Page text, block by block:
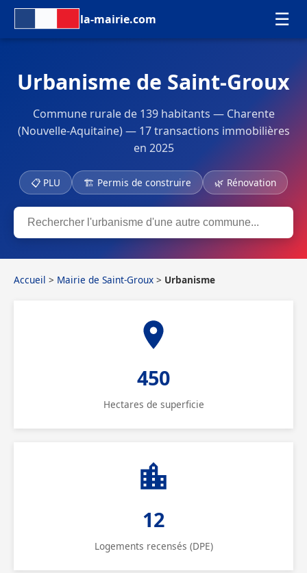
la-mairie.com ☰
Urbanisme de Saint-Groux
Commune rurale de 139 habitants — Charente
(Nouvelle-Aquitaine) — 17 transactions immobilières
en 2025
📋 PLU 🏗 Permis de construire 🌿 Rénovation
Accueil > Mairie de Saint-Groux > Urbanisme
450
Hectares de superficie
12
Logements recensés (DPE)